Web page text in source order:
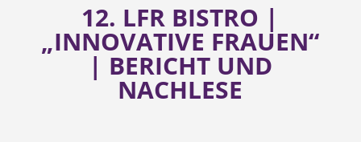
12. LFR BISTRO |
„INNOVATIVE FRAUEN“
| BERICHT UND
NACHLESE